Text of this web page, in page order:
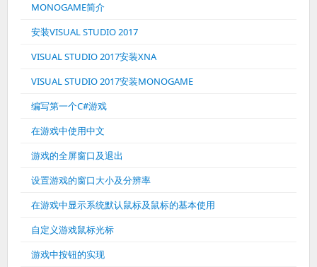
MONOGAME简介
安装VISUAL STUDIO 2017
VISUAL STUDIO 2017安装XNA
VISUAL STUDIO 2017安装MONOGAME
编写第一个C#游戏
在游戏中使用中文
游戏的全屏窗口及退出
设置游戏的窗口大小及分辨率
在游戏中显示系统默认鼠标及鼠标的基本使用
自定义游戏鼠标光标
游戏中按钮的实现